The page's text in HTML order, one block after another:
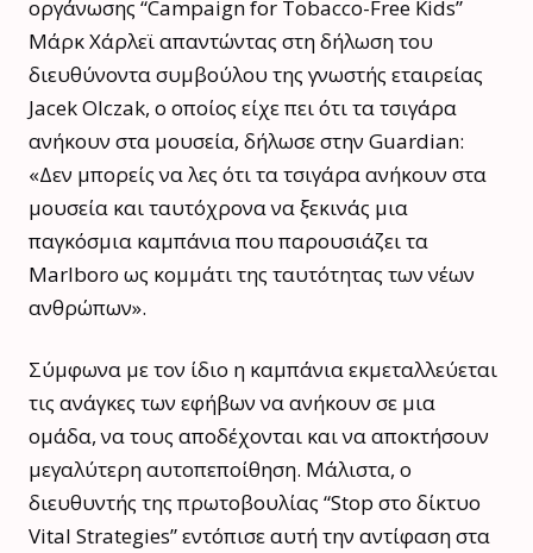
οργάνωσης “Campaign for Tobacco-Free Kids”
Μάρκ Χάρλεϊ απαντώντας στη δήλωση του
διευθύνοντα συμβούλου της γνωστής εταιρείας
Jacek Olczak, ο οποίος είχε πει ότι τα τσιγάρα
ανήκουν στα μουσεία, δήλωσε στην Guardian:
«Δεν μπορείς να λες ότι τα τσιγάρα ανήκουν στα
μουσεία και ταυτόχρονα να ξεκινάς μια
παγκόσμια καμπάνια που παρουσιάζει τα
Marlboro ως κομμάτι της ταυτότητας των νέων
ανθρώπων».
Σύμφωνα με τον ίδιο η καμπάνια εκμεταλλεύεται
τις ανάγκες των εφήβων να ανήκουν σε μια
ομάδα, να τους αποδέχονται και να αποκτήσουν
μεγαλύτερη αυτοπεποίθηση. Μάλιστα, ο
διευθυντής της πρωτοβουλίας “Stop στο δίκτυο
Vital Strategies” εντόπισε αυτή την αντίφαση στα